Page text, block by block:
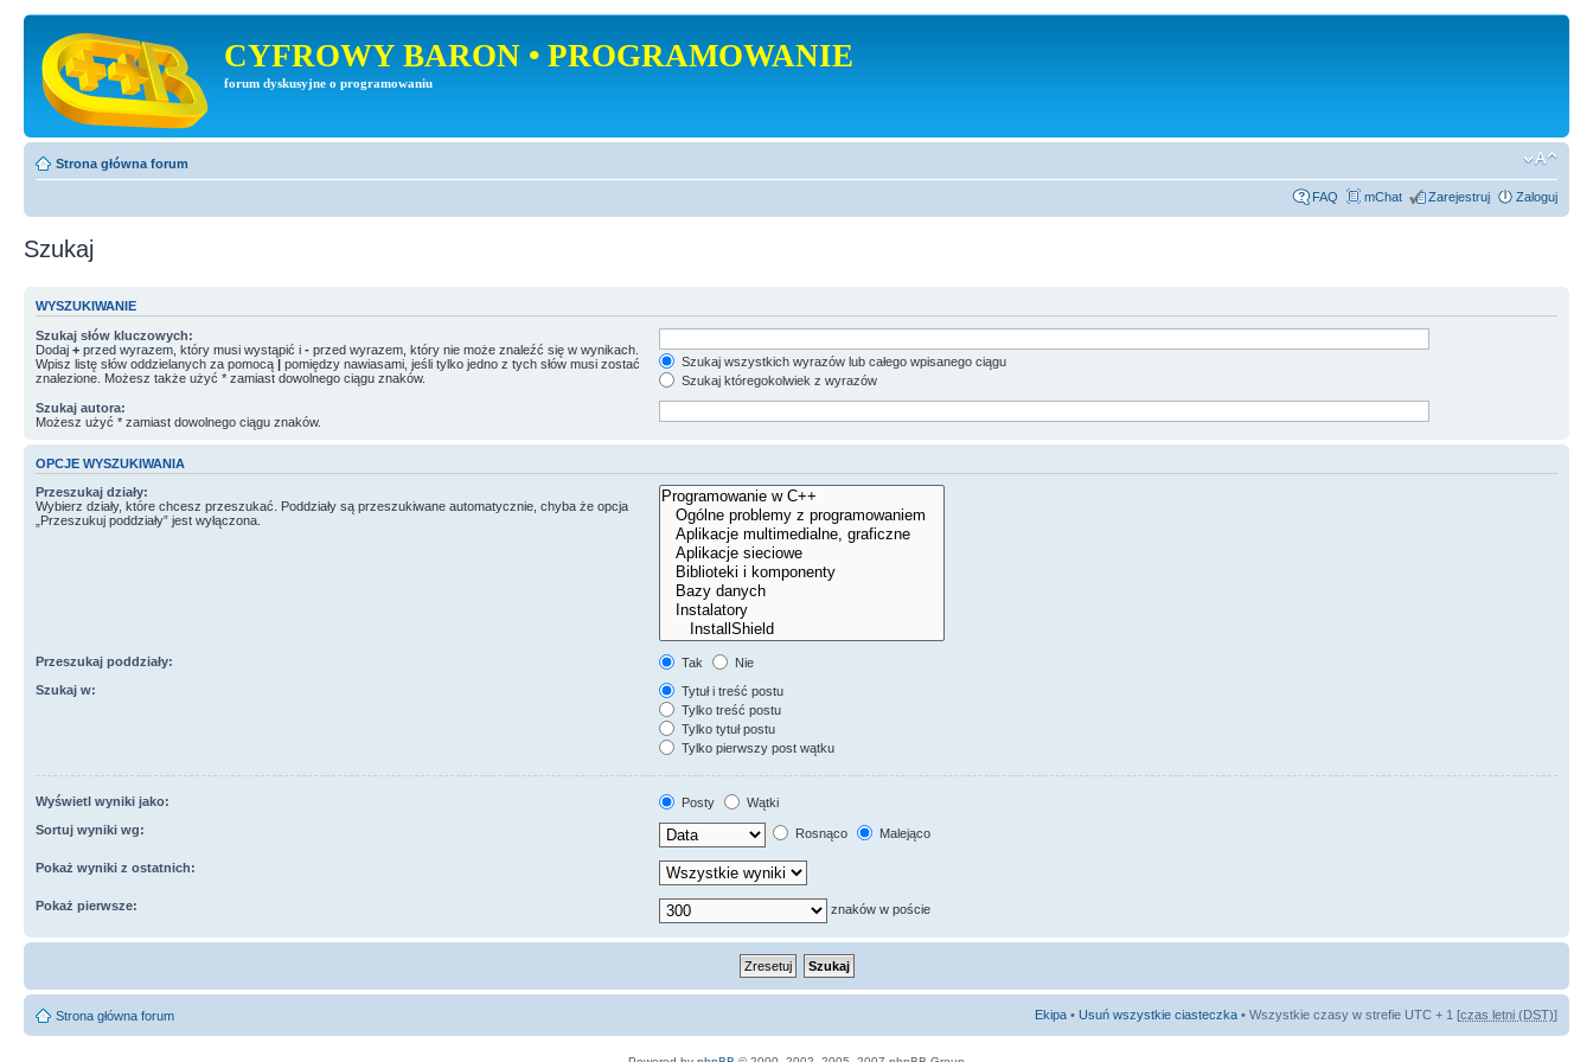
CYFROWY BARON • PROGRAMOWANIE
forum dyskusyjne o programowaniu
Strona główna forum
FAQ mChat Zarejestruj Zaloguj
Szukaj
WYSZUKIWANIE
Szukaj słów kluczowych:
Dodaj + przed wyrazem, który musi wystąpić i - przed wyrazem, który nie może znaleźć się w wynikach.
Wpisz listę słów oddzielanych za pomocą | pomiędzy nawiasami, jeśli tylko jedno z tych słów musi zostać
znalezione. Możesz także użyć * zamiast dowolnego ciągu znaków.
Szukaj wszystkich wyrazów lub całego wpisanego ciągu
Szukaj któregokolwiek z wyrazów
Szukaj autora:
Możesz użyć * zamiast dowolnego ciągu znaków.
OPCJE WYSZUKIWANIA
Przeszukaj działy:
Wybierz działy, które chcesz przeszukać. Poddziały są przeszukiwane automatycznie, chyba że opcja
„Przeszukuj poddziały” jest wyłączona.
Przeszukaj poddziały: Tak
Nie
Szukaj w:
Tytuł i treść postu
Tylko treść postu
Tylko tytuł postu
Tylko pierwszy post wątku
Wyświetl wyniki jako: Posty
Wątki
Sortuj wyniki wg:
Rosnąco Malejąco
Pokaż wyniki z ostatnich:
Pokaż pierwsze: znaków w poście
Strona główna forum Ekipa • Usuń wszystkie ciasteczka • Wszystkie czasy w strefie UTC + 1 [czas letni (DST)]